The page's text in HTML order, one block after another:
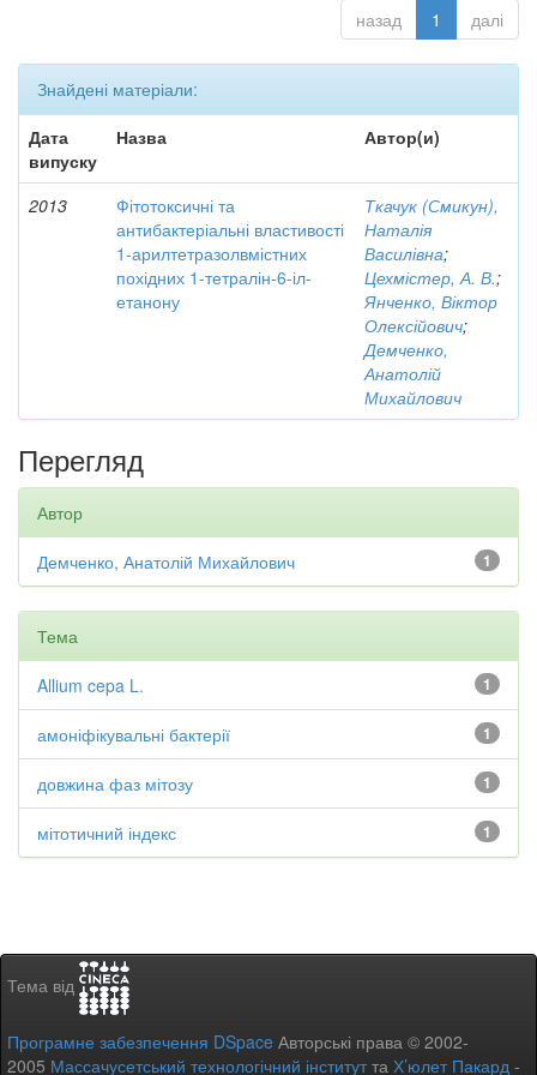
назад 1 далі
Знайдені матеріали:
Дата
випуску
Назва Автор(и)
2013
Фітотоксичні та
антибактеріальні властивості
1-арилтетразолвмістних
похідних 1-тетралін-6-іл-
етанону
Ткачук (Смикун),
Наталія
Василівна;
Цехмістер, А. В.;
Янченко, Віктор
Олексійович;
Демченко,
Анатолій
Михайлович
Перегляд
Автор
1
Демченко, Анатолій Михайлович
Тема
1
Allium cepa L.
1
амоніфікувальні бактерії
1
довжина фаз мітозу
1
мітотичний індекс
Тема від
Програмне забезпечення DSpace Авторські права © 2002-
2005 Массачусетський технологічний інститутта Х’юлет Пакард -